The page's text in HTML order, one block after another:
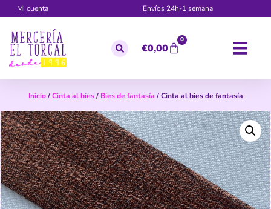
Mi cuenta Envíos 24h-1 semana
€0,00
0
Inicio/Cinta al bies/ Bies de fantasía / Cinta al bies de fantasía